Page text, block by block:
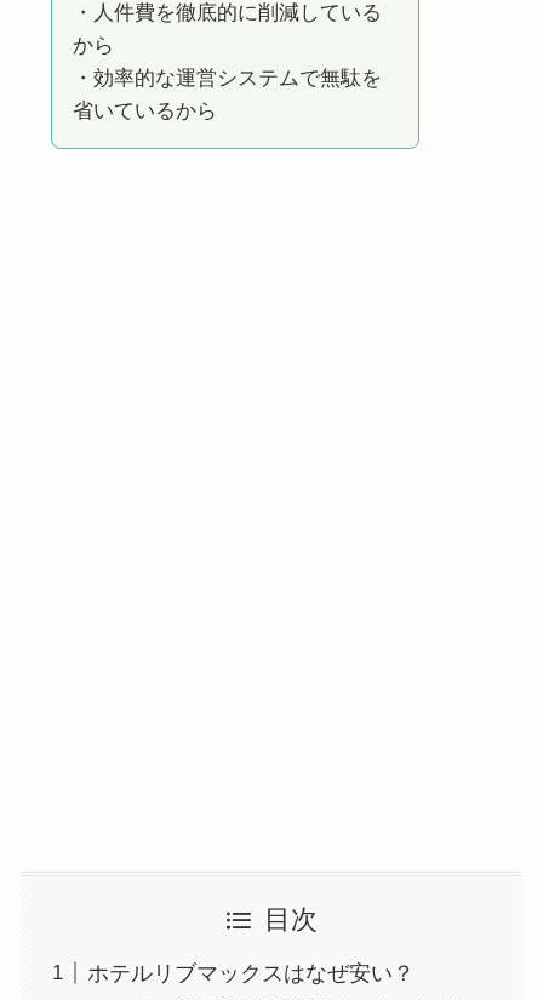
・人件費を徹底的に削減している
から
・効率的な運営システムで無駄を
省いているから
目次
ホテルリブマックスはなぜ安い？